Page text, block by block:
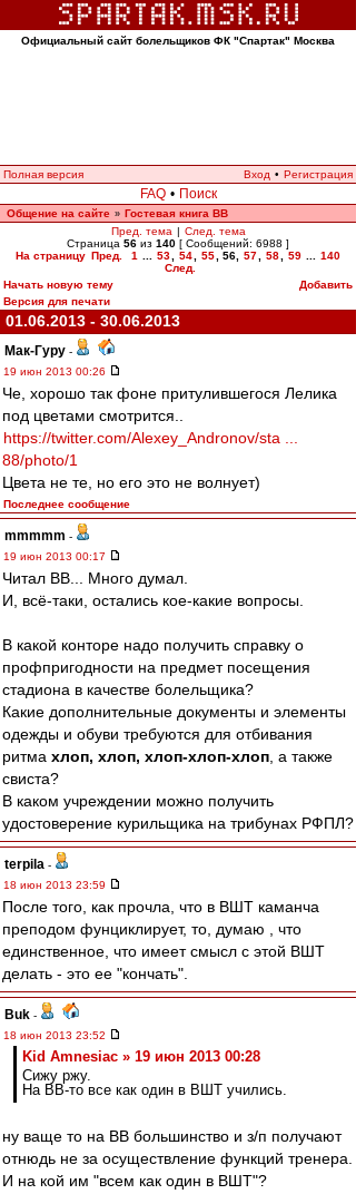
Официальный сайт болельщиков ФК "Спартак" Москва
Полная версия Вход • Регистрация
FAQ • Поиск
Общение на сайте » Гостевая книга ВВ
Пред. тема | След. тема
Страница 56 из 140 [ Сообщений: 6988 ]
На страницу Пред. 1 53 54 55 56 57 58 59
140
След.
Начать новую тему
Добавить
Версия для печати
01.06.2013 - 30.06.2013
Мак-Гуру -
19 июн 2013 00:26
Че, хорошо так фоне притулившегося Лелика
под цветами смотрится..
https://twitter.com/Alexey_Andronov/sta ...
88/photo/1
Цвета не те, но его это не волнует)
Последнее сообщение
mmmmm -
19 июн 2013 00:17
Читал ВВ... Много думал.
И, всё-таки, остались кое-какие вопросы.
В какой конторе надо получить справку о
профпригодности на предмет посещения
стадиона в качестве болельщика?
Какие дополнительные документы и элементы
одежды и обуви требуются для отбивания
ритма хлоп, хлоп, хлоп-хлоп-хлоп , а также
свиста?
В каком учреждении можно получить
удостоверение курильщика на трибунах РФПЛ?
terpila -
18 июн 2013 23:59
После того, как прочла, что в ВШТ каманча
преподом фунциклирует, то, думаю , что
единственное, что имеет смысл с этой ВШТ
делать - это ее "кончать".
Buk -
18 июн 2013 23:52
Kid Amnesiac » 19 июн 2013 00:28
Сижу ржу.
На ВВ-то все как один в ВШТ учились.
ну ваще то на ВВ большинство и з/п получают
отнюдь не за осуществление функций тренера.
И на кой им "всем как один в ВШТ"?